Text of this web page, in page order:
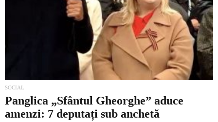
Social
SOCIAL
Panglica „Sfântul Gheorghe” aduce
amenzi: 7 deputați sub anchetă